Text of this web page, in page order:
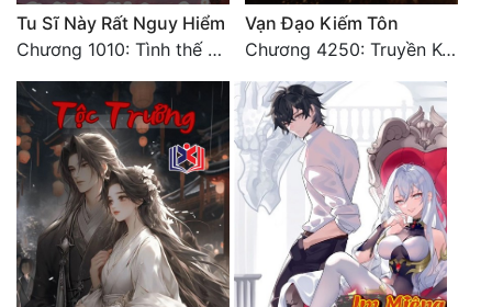
Tu Sĩ Này Rất Nguy Hiểm
Chương 1010: Tình thế nguy hiểm
Vạn Đạo Kiếm Tôn
Chương 4250: Truyền Kỳ Mới